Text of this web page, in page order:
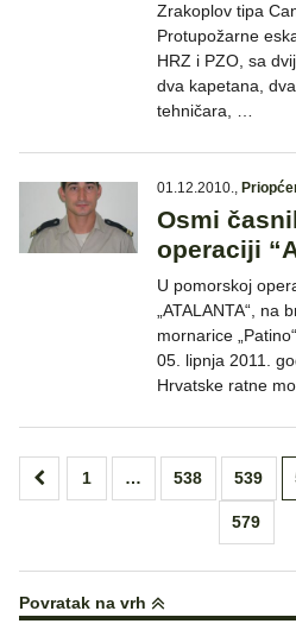
Zrakoplov tipa
Protupožarne
HRZ i PZO, sa
dva kapetana,
tehničara, …
01.12.2010.,
Osmi
operaciji
U pomorskoj
„ATALANTA“, na
mornarice
05. lipnja 2011.
Hrvatske ratne
Brojevi
1 … 538 539
579
Povratak na vrh